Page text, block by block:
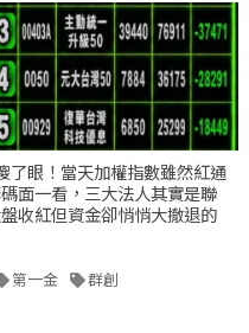
了眼！當天加權指數雖然紅通
面一看，三大法人其實是聯
收紅但資金卻悄悄大撤退的
第一金 群創